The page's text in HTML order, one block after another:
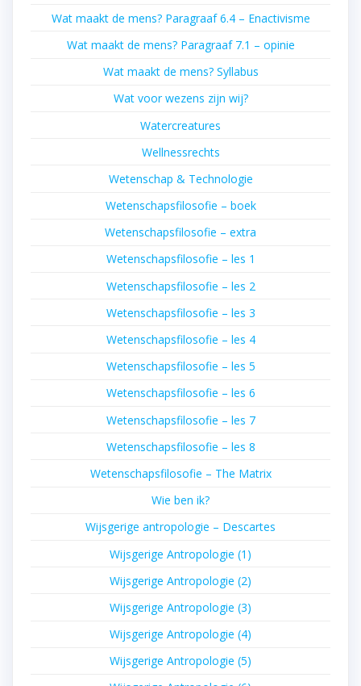
Wat maakt de mens? Paragraaf 6.4 – Enactivisme
Wat maakt de mens? Paragraaf 7.1 – opinie
Wat maakt de mens? Syllabus
Wat voor wezens zijn wij?
Watercreatures
Wellnessrechts
Wetenschap & Technologie
Wetenschapsfilosofie – boek
Wetenschapsfilosofie – extra
Wetenschapsfilosofie – les 1
Wetenschapsfilosofie – les 2
Wetenschapsfilosofie – les 3
Wetenschapsfilosofie – les 4
Wetenschapsfilosofie – les 5
Wetenschapsfilosofie – les 6
Wetenschapsfilosofie – les 7
Wetenschapsfilosofie – les 8
Wetenschapsfilosofie – The Matrix
Wie ben ik?
Wijsgerige antropologie – Descartes
Wijsgerige Antropologie (1)
Wijsgerige Antropologie (2)
Wijsgerige Antropologie (3)
Wijsgerige Antropologie (4)
Wijsgerige Antropologie (5)